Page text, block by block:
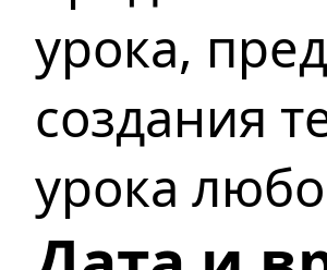
урока,
создания
урока